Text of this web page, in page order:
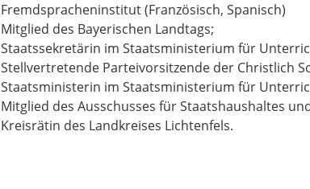
Fremdspracheninstitut (Französisch, Spanisch)
Mitglied des Bayerischen Landtags;
Staatssekretärin im Staatsministerium für
Stellvertretende Parteivorsitzende der Christlich
Staatsministerin im Staatsministerium für
Mitglied des Ausschusses für Staatshaushaltes
Kreisrätin des Landkreises Lichtenfels.